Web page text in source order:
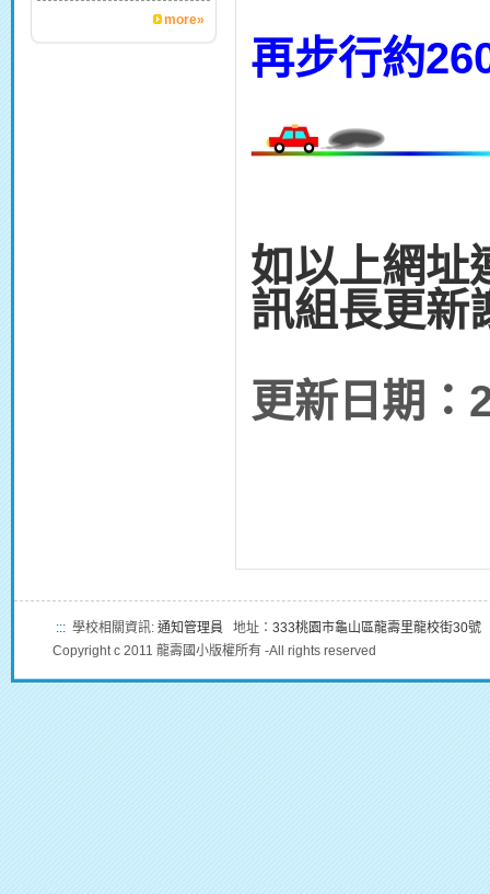
more»
再步行約
如以上網址
訊組長更新
更新日期：
::: 學校相關資訊: 通知管理員 地址： 333桃園市龜山區龍壽里龍校街30號
Copyright c 2011 龍壽國小版權所有 -All rights reserved